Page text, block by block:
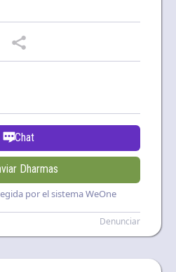
Chat
Dharmas
por el sistema WeOne
Denunciar